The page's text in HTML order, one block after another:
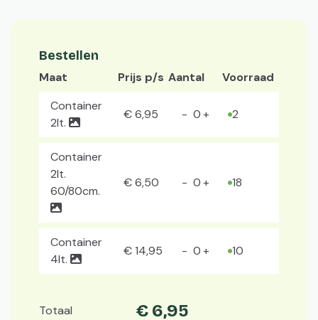
Bestellen
Maat Prijs p/s Aantal
Voorraad
Container
2lt.
€6,95 2
Container
2lt.
60/80cm.
€6,50 18
Container
4lt.
€14,95 10
Totaal € 6,95